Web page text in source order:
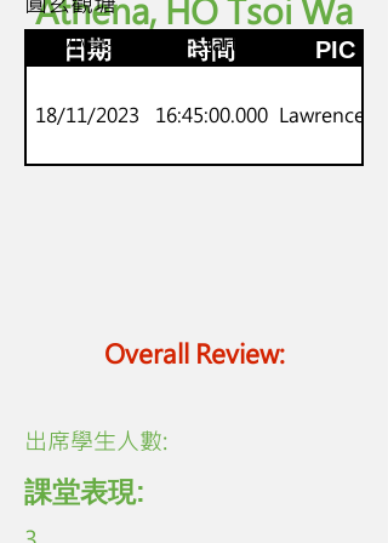
Athena, HO Tsoi Wa
日期 時間 PIC
18/11/2023 16:45:00.000 Lawrence Lo
Overall Review:
劍橋小學英語 Pre-Starters
​出席學生人數:
課堂表現: